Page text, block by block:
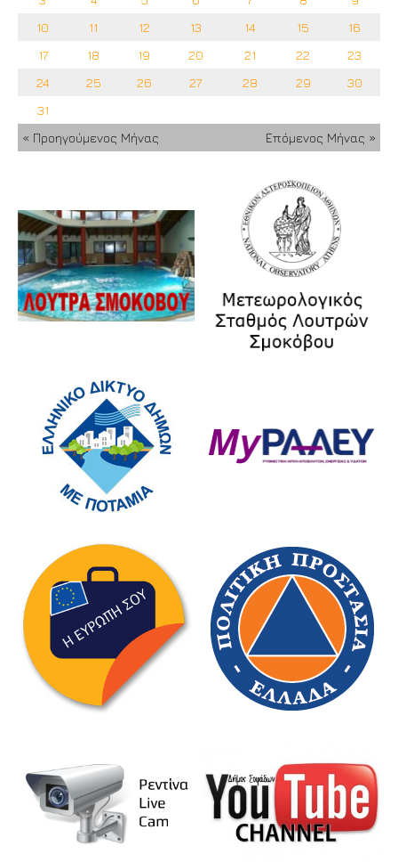
10
11 12 13 14 15
16
17
18 19 20 21 22
23
24
25 26 27 28 29
30
31
« Προηγούμενος Μήνας
Επόμενος Μήνας »